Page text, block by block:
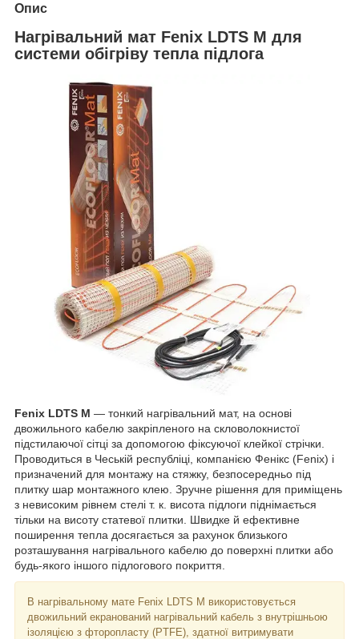
Опис
Нагрівальний мат Fenix LDTS M для
системи обігріву тепла підлога
Fenix LDTS M — тонкий нагрівальний мат, на основі
двожильного кабелю закріпленого на скловолокнистої
підстилаючої сітці за допомогою фіксуючої клейкої стрічки.
Проводиться в Чеській республіці, компанією Фенікс (Fenix) і
призначений для монтажу на стяжку, безпосередньо під
плитку шар монтажного клею. Зручне рішення для приміщень
з невисоким рівнем стелі т. к. висота підлоги піднімається
тільки на висоту статевої плитки. Швидке й ефективне
поширення тепла досягається за рахунок близького
розташування нагрівального кабелю до поверхні плитки або
будь-якого іншого підлогового покриття.
В нагрівальному мате Fenix LDTS M використовується
двожильний екранований нагрівальний кабель з внутрішньою
ізоляцією з фторопласту (PTFE), здатної витримувати